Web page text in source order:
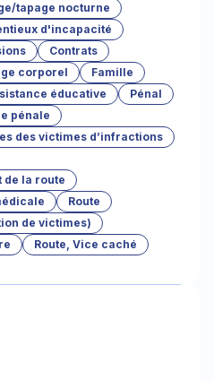
tapage nocturne
d'incapacité
Contrats
corporel
Famille
éducative
Pénal
pénale
des victimes d’infractions
de la route
Route
de victimes)
Route, Vice caché